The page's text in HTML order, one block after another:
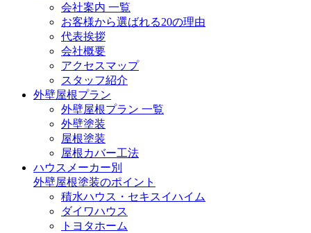
会社案内 一覧
お客様から選ばれる20の理由
代表挨拶
会社概要
アクセスマップ
スタッフ紹介
外壁屋根プラン
外壁屋根プラン 一覧
外壁塗装
屋根塗装
屋根カバー工法
ハウスメーカー別
外壁屋根塗装のポイント
積水ハウス・セキスイハイム
ダイワハウス
トヨタホーム